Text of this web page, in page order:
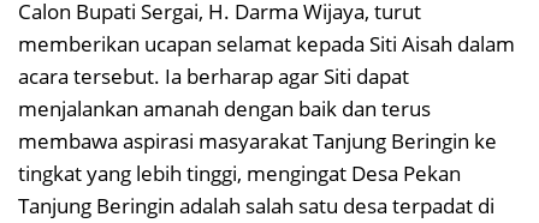
Calon Bupati Sergai, H. Darma Wijaya, turut
memberikan ucapan selamat kepada Siti Aisah dalam
acara tersebut. Ia berharap agar Siti dapat
menjalankan amanah dengan baik dan terus
membawa aspirasi masyarakat Tanjung Beringin ke
tingkat yang lebih tinggi, mengingat Desa Pekan
Tanjung Beringin adalah salah satu desa terpadat di